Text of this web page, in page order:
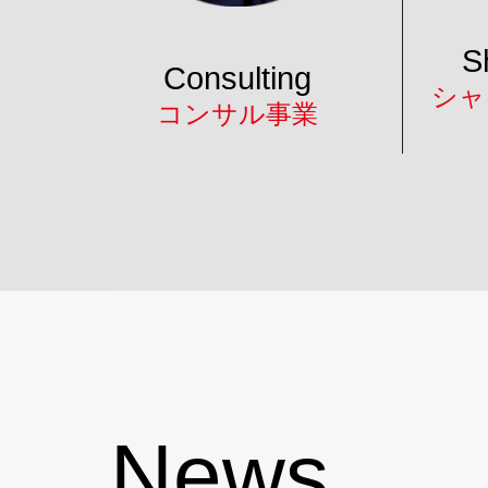
Consulting
コンサル事業
シ